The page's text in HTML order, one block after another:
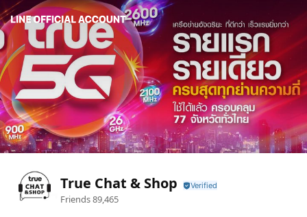
True Chat & Shop
Friends89,465